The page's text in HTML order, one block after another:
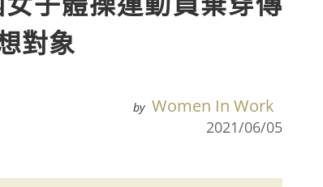
對象
by Women In Work
2021/06/05